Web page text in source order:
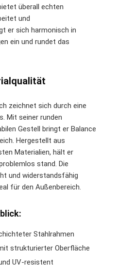
überall echten
und
er sich harmonisch in
ein und rundet das
zeichnet sich durch eine
Mit seiner runden
Gestell bringt er Balance
Hergestellt aus
Materialien, hält er
stand. Die
und widerstandsfähig
für den Außenbereich.
Stahlrahmen
strukturierter Oberfläche
UV-resistent